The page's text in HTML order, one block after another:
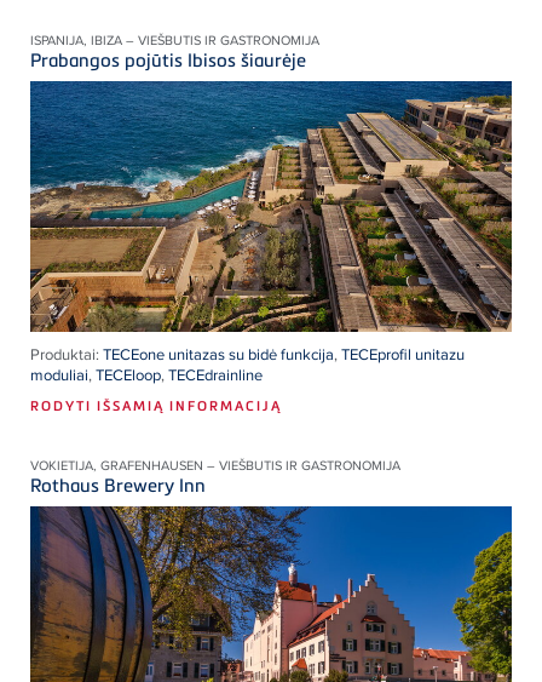
ISPANIJA, IBIZA – VIEŠBUTIS IR GASTRONOMIJA
Prabangos pojūtis Ibisos šiaurėje
Produktai: TECEone unitazas su bidė funkcija,TECEprofil unitazu
moduliai,TECEloop,TECEdrainline
RODYTI IŠSAMIĄ INFORMACIJĄ
VOKIETIJA, GRAFENHAUSEN – VIEŠBUTIS IR GASTRONOMIJA
Rothaus Brewery Inn